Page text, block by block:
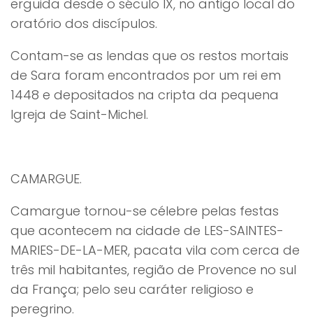
erguida desde o século IX, no antigo local do
oratório dos discípulos.
Contam-se as lendas que os restos mortais
de Sara foram encontrados por um rei em
1448 e depositados na cripta da pequena
Igreja de Saint-Michel.
CAMARGUE.
Camargue tornou-se célebre pelas festas
que acontecem na cidade de LES-SAINTES-
MARIES-DE-LA-MER, pacata vila com cerca de
três mil habitantes, região de Provence no sul
da França; pelo seu caráter religioso e
peregrino.